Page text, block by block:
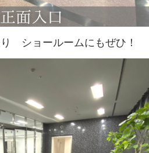
ショールームにもぜひ！